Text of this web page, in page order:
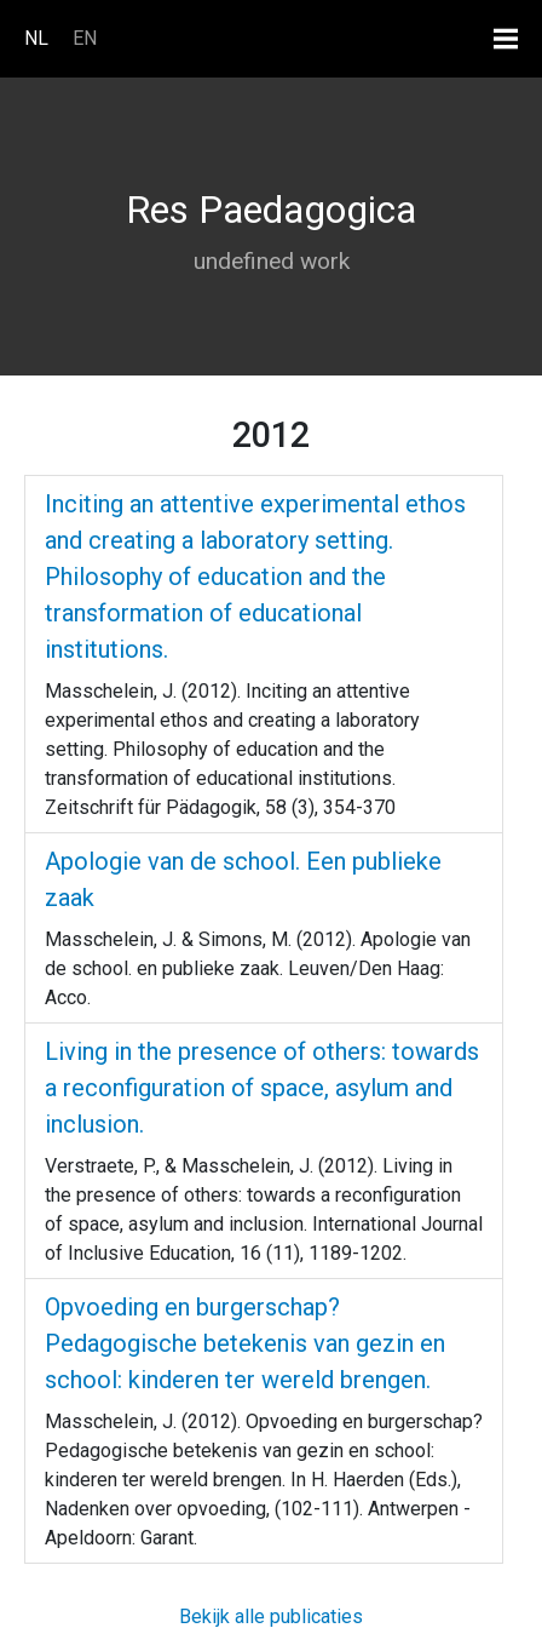
NL
EN
Res Paedagogica
undefined work
2012
Inciting an attentive experimental ethos
and creating a laboratory setting.
Philosophy of education and the
transformation of educational
institutions.
Masschelein, J. (2012). Inciting an attentive
experimental ethos and creating a laboratory
setting. Philosophy of education and the
transformation of educational institutions.
Zeitschrift für Pädagogik, 58 (3), 354-370
Apologie van de school. Een publieke
zaak
Masschelein, J. & Simons, M. (2012). Apologie van
de school. en publieke zaak. Leuven/Den Haag:
Acco.
Living in the presence of others: towards
a reconfiguration of space, asylum and
inclusion.
Verstraete, P., & Masschelein, J. (2012). Living in
the presence of others: towards a reconfiguration
of space, asylum and inclusion. International Journal
of Inclusive Education, 16 (11), 1189-1202.
Opvoeding en burgerschap?
Pedagogische betekenis van gezin en
school: kinderen ter wereld brengen.
Masschelein, J. (2012). Opvoeding en burgerschap?
Pedagogische betekenis van gezin en school:
kinderen ter wereld brengen. In H. Haerden (Eds.),
Nadenken over opvoeding, (102-111). Antwerpen -
Apeldoorn: Garant.
Bekijk alle publicaties